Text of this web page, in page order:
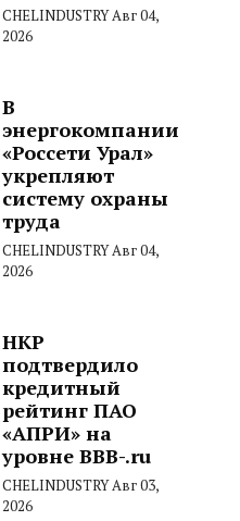
CHELINDUSTRYАвг 04,
2026
В
энергокомпании
«Россети Урал»
укрепляют
систему охраны
труда
CHELINDUSTRYАвг 04,
2026
НКР
подтвердило
кредитный
рейтинг ПАО
«АПРИ» на
уровне BBB-.ru
CHELINDUSTRYАвг 03,
2026